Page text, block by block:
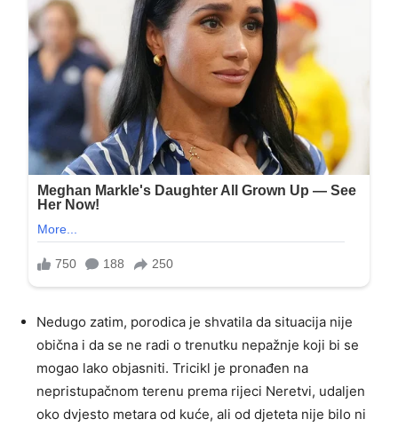
Nedugo zatim, porodica je shvatila da situacija nije
obična i da se ne radi o trenutku nepažnje koji bi se
mogao lako objasniti. Tricikl je pronađen na
nepristupačnom terenu prema rijeci Neretvi, udaljen
oko dvjesto metara od kuće, ali od djeteta nije bilo ni